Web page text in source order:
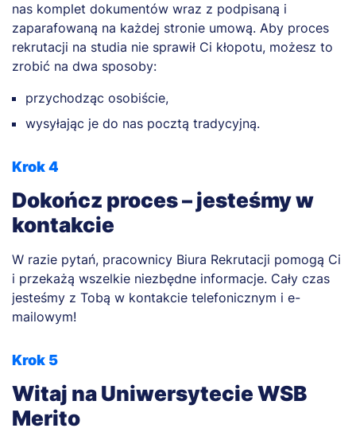
nas komplet dokumentów wraz z podpisaną i
zaparafowaną na każdej stronie umową. Aby proces
rekrutacji na studia nie sprawił Ci kłopotu, możesz to
zrobić na dwa sposoby:
przychodząc osobiście,
wysyłając je do nas pocztą tradycyjną.
Krok 4
Dokończ proces – jesteśmy w
kontakcie
W razie pytań, pracownicy Biura Rekrutacji pomogą Ci
i przekażą wszelkie niezbędne informacje. Cały czas
jesteśmy z Tobą w kontakcie telefonicznym i e-
mailowym!
Krok 5
Witaj na Uniwersytecie WSB
Merito